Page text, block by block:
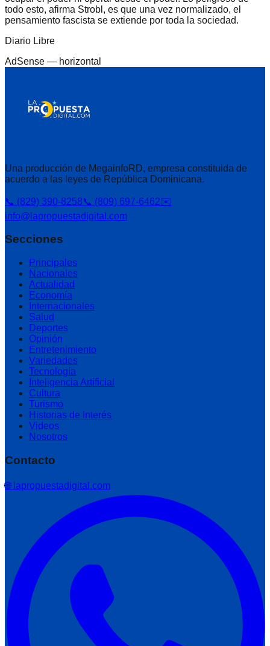
todo esto, afirma Strobl, es que una vez normalizado, el
pensamiento fascista se extiende por toda la sociedad.
Diario Libre
AdSense — horizontal
Una producción de MegainfoRD, empresa constituida de
acuerdo a las leyes de República Dominicana.
📞 (829) 390-8258📞 (809) 697-6462✉️
info@lapropuestadigital.com
Secciones
Principales
Nacionales
Actualidad
Economía
Internacionales
Salud
Deportes
Opinión
Entretenimiento
Variedades
Tecnología
Inteligencia Artificial
Cultura
Turismo
Historias de Interés
Videos
Nosotros
Contacto
🌐 lapropuestadigital.com